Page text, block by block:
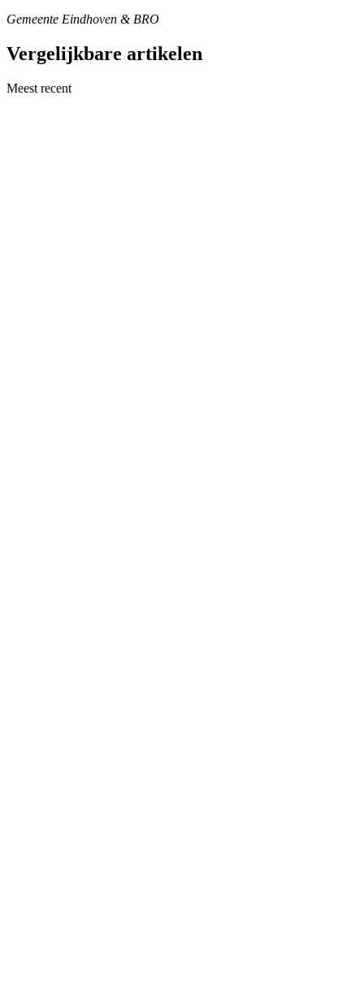
Gemeente Eindhoven & BRO
Vergelijkbare artikelen
Meest recent